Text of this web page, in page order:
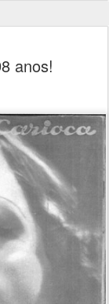
anos!